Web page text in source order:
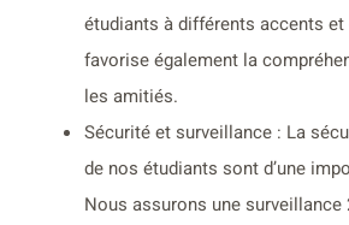
étudiants à différents accents
favorise également la
les amitiés.
Sécurité et surveillance : La
de nos étudiants sont d’une
Nous assurons une surveillance